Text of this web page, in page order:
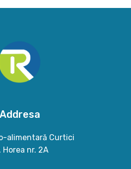
Addresa
alimentară Curtici
Horea nr. 2A